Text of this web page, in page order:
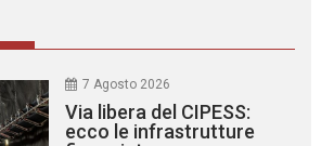
7 Agosto 2026
Via libera del CIPESS:
ecco le infrastrutture